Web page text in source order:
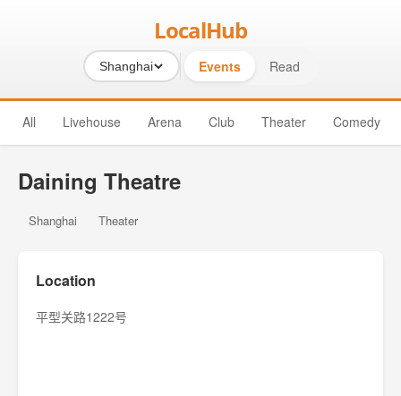
LocalHub
Shanghai Events Read
All Livehouse Arena Club Theater Comedy
Daining Theatre
Shanghai Theater
Location
平型关路1222号